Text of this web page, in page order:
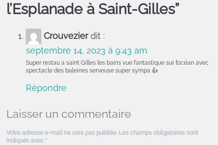
l’Esplanade à Saint-Gilles”
Crouvezier dit :
septembre 14, 2023 à 9:43 am
Super restau a saint Gilles les bains vue fantastique sur l’océan avec
spectacle des baleines serveuse super sympa 👍
Répondre
Laisser un commentaire
Votre adresse e-mail ne sera pas publiée. Les champs obligatoires sont
indiqués avec *